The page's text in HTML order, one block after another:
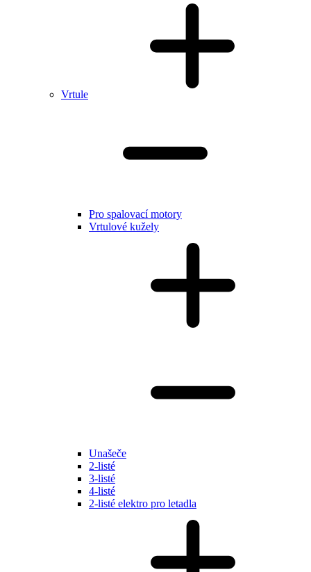
Vrtule
Pro spalovací motory
Vrtulové kužely
Unašeče
2-listé
3-listé
4-listé
2-listé elektro pro letadla